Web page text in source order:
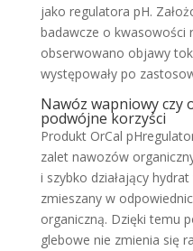
jako regulatora pH.
badawcze o kwasowości
obserwowano objawy
występowały po
Nawóz wapniowy czy
podwójne korzyści
Produkt OrCal
zalet nawozów
i szybko działający
zmieszany w
organiczną. Dzięki temu
glebowe nie zmienia się